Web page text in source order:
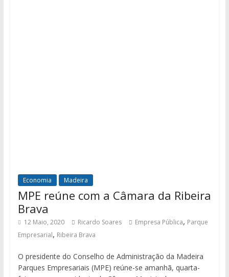
Economia Madeira
MPE reúne com a Câmara da Ribeira
Brava
12 Maio, 2020 Ricardo Soares Empresa Pública, Parque
Empresarial, Ribeira Brava
O presidente do Conselho de Administração da Madeira
Parques Empresariais (MPE) reúne-se amanhã, quarta-